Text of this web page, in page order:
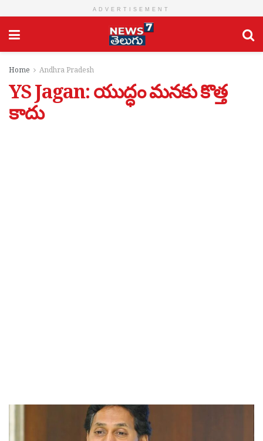
ADVERTISEMENT
Home Andhra Pradesh
YS Jagan: యుద్ధం మనకు కొత్త
కాదు